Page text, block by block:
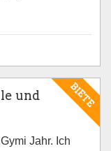
BIETE
und
Jahr. Ich